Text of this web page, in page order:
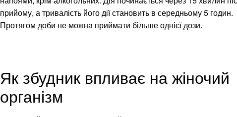
прийому, а тривалість його дії становить в середньому 5 годин.
Протягом доби не можна приймати більше однієї дози.
Як збудник впливає на жіночий
організм